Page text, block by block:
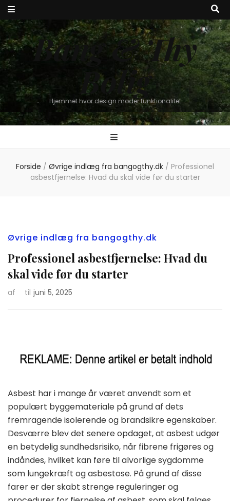
Bang & Thy
Bolig
Hjemmet hvor design møder funktionalitet
Forside / Øvrige indlæg fra bangogthy.dk / Professionel
asbestfjernelse: Hvad du skal vide før du starter
Øvrige indlæg fra bangogthy.dk
Professionel asbestfjernelse: Hvad du
skal vide før du starter
af til juni 5, 2025
Asbest har i mange år været anvendt som et
populært byggemateriale på grund af dets
fremragende isolerende og brandsikre egenskaber.
Desværre blev det senere opdaget, at asbest udgør
en betydelig sundhedsrisiko, når fibrene frigøres og
indåndes, hvilket kan føre til alvorlige sygdomme
som lungekræft og asbestose. På grund af disse
farer er der skabt strenge reguleringer og